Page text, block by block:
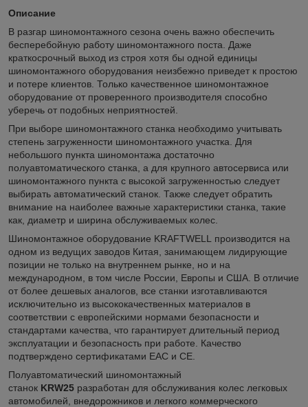
Описание
В разгар шиномонтажного сезона очень важно обеспечить
бесперебойную работу шиномонтажного поста. Даже
краткосрочный выход из строя хотя бы одной единицы
шиномонтажного оборудования неизбежно приведет к простою
и потере клиентов. Только качественное шиномонтажное
оборудование от проверенного производителя способно
уберечь от подобных неприятностей.
При выборе шиномонтажного станка необходимо учитывать
степень загруженности шиномонтажного участка. Для
небольшого пункта шиномонтажа достаточно
полуавтоматического станка, а для крупного автосервиса или
шиномонтажного пункта с высокой загруженностью следует
выбирать автоматический станок. Также следует обратить
внимание на наиболее важные характеристики станка, такие
как, диаметр и ширина обслуживаемых колес.
Шиномонтажное оборудование KRAFTWELL производится на
одном из ведущих заводов Китая, занимающем лидирующие
позиции не только на внутреннем рынке, но и на
международном, в том числе России, Европы и США. В отличие
от более дешевых аналогов, все станки изготавливаются
исключительно из высококачественных материалов в
соответствии с европейскими нормами безопасности и
стандартами качества, что гарантирует длительный период
эксплуатации и безопасность при работе. Качество
подтверждено сертификатами EAC и CE.
Полуавтоматический шиномонтажный
станок KRW25 разработан для обслуживания колес легковых
автомобилей, внедорожников и легкого коммерческого